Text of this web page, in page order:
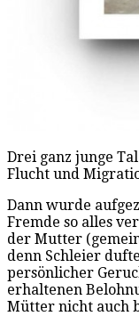
Drei ganz junge
Flucht und
Dann wurde
Fremde so alles
der Mutter
denn Schleier
persönlicher
erhaltenen
Mütter nicht auch